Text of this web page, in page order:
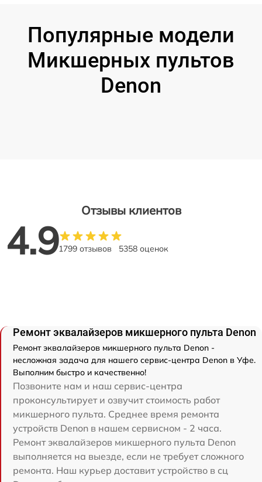
Популярные модели
Микшерных пультов
Denon
Отзывы клиентов
4.91799 отзывов 5358 оценок
Ремонт эквалайзеров микшерного пульта Denon
Ремонт эквалайзеров микшерного пульта Denon -
несложная задача для нашего сервис-центра Denon в Уфе.
Выполним быстро и качественно!
Позвоните нам и наш сервис-центра
проконсультирует и озвучит стоимость работ
микшерного пульта. Среднее время ремонта
устройств Denon в нашем сервисном - 2 часа.
Ремонт эквалайзеров микшерного пульта Denon
выполняется на выезде, если не требует сложного
ремонта. Наш курьер доставит устройство в сц